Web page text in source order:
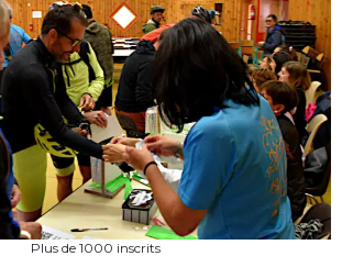
Plus de 1000 inscrits